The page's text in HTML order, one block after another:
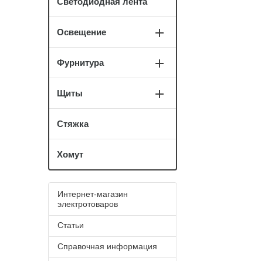
Освещение
Фурнитура
Щиты
Стяжка
Хомут
Интернет-магазин
электротоваров
Статьи
Справочная информация